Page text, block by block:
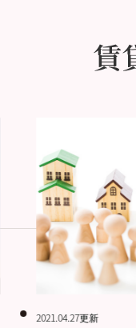
賃
2021.04.27更新